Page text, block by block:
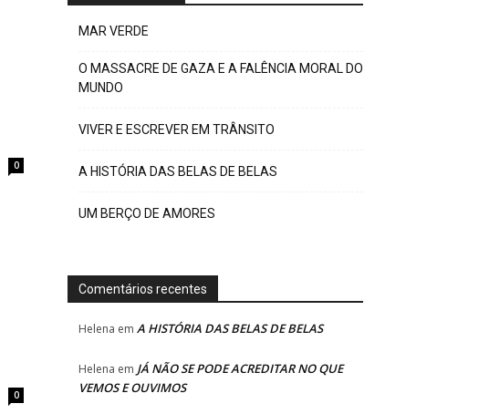
0
0
MAR VERDE
O MASSACRE DE GAZA E A FALÊNCIA MORAL DO
MUNDO
VIVER E ESCREVER EM TRÂNSITO
A HISTÓRIA DAS BELAS DE BELAS
UM BERÇO DE AMORES
Comentários recentes
Helena em A HISTÓRIA DAS BELAS DE BELAS
Helena em JÁ NÃO SE PODE ACREDITAR NO QUE
VEMOS E OUVIMOS